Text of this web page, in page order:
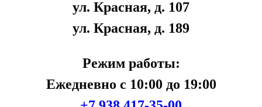
ул. Красная, д. 107
ул. Красная, д. 189
Режим работы:
Ежедневно с 10:00 до 19:00